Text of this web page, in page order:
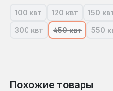
100 квт(В настоящее время эта
120 квт(В настоящее
150 (В
300 квт(В настоящее время эта
450 квт(В настоящее
550
Похожие товары